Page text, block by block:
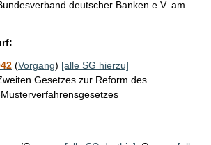
deutscher Banken e.V. am
(Vorgang) [alle SG hierzu]
Gesetzes zur Reform des